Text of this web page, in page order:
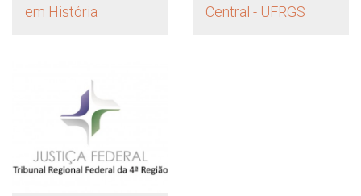
em História
Central - UFRGS